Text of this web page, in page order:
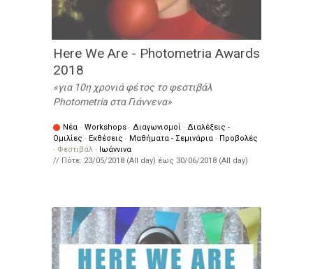
Here We Are - Photometria Awards
2018
για 10η χρονιά φέτος το φεστιβάλ
Photometria στα Γιάννενα
Νέα · Workshops · Διαγωνισμοί · Διαλέξεις -
Ομιλίες · Εκθέσεις · Μαθήματα - Σεμινάρια · Προβολές
· Φεστιβάλ ·
Ιωάννινα
// Πότε: 23/05/2018 (All day) έως 30/06/2018 (All day)